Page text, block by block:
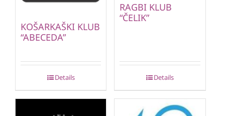
KOŠARKAŠKI KLUB
“ABECEDA”
Details
RAGBI KLUB
“ČELIK”
Details